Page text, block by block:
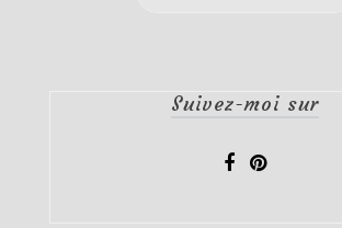
Suivez-moi sur